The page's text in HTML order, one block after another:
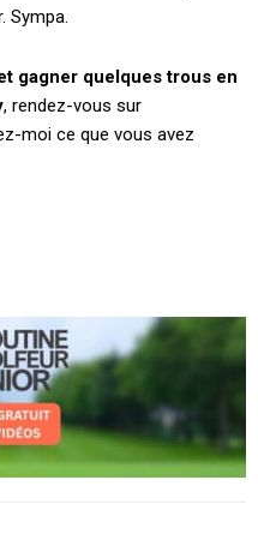
Sympa
gagner quelques trous en
, rendez-vous sur
moi ce que vous avez